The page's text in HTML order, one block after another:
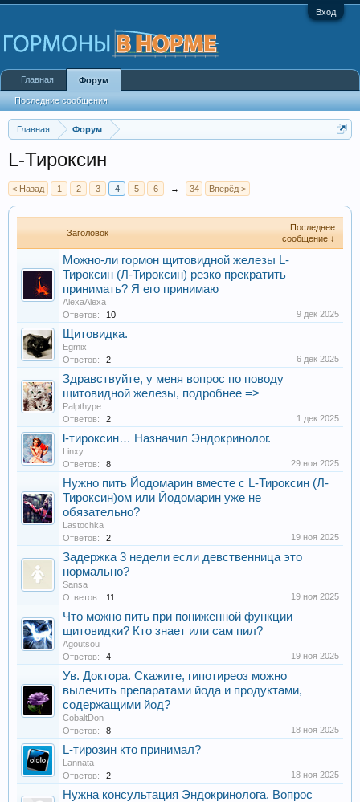
Вход
Главная Форум
L-Тироксин
< Назад 1 2 3 4 5 6 → 34 Вперёд >
Заголовок
Последнее
сообщение ↓
Можно-ли гормон щитовидной железы L-
Тироксин (Л-Тироксин) резко прекратить
принимать? Я его принимаю
AlexaAlexa
Ответов:
10 9 дек 2025
Щитовидка.
Egmix
Ответов:
2 6 дек 2025
Здравствуйте, у меня вопрос по поводу
щитовидной железы, подробнее =>
Palpthype
Ответов:
2 1 дек 2025
l-тироксин… Назначил Эндокринолог.
Linxy
Ответов:
8 29 ноя 2025
Нужно пить Йодомарин вместе с L-Тироксин (Л-
Тироксин)ом или Йодомарин уже не
обязательно?
Lastochka
Ответов:
2 19 ноя 2025
Задержка 3 недели если девственница это
нормально?
Sansa
Ответов:
11 19 ноя 2025
Что можно пить при пониженной функции
щитовидки? Кто знает или сам пил?
Agoutsou
Ответов:
4 19 ноя 2025
Ув. Доктора. Скажите, гипотиреоз можно
вылечить препаратами йода и продуктами,
содержащими йод?
CobaltDon
Ответов:
8 18 ноя 2025
L-тирозин кто принимал?
Lannata
Ответов:
2 18 ноя 2025
Нужна консультация Эндокринолога. Вопрос
Главная Форум
Последние сообщения